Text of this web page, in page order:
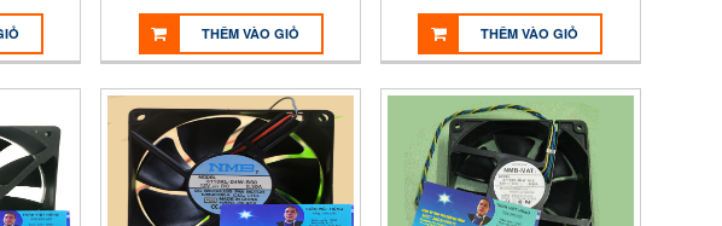
THÊM VÀO GIỎ THÊM VÀO GIỎ